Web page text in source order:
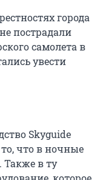
города
пострадали
самолета в
увести
Skyguide
что в ночные
Также в ту